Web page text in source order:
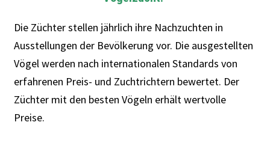
Die Züchter stellen jährlich ihre Nachzuchten in
Ausstellungen der Bevölkerung vor. Die ausgestellten
Vögel werden nach internationalen Standards von
erfahrenen Preis- und Zuchtrichtern bewertet. Der
Züchter mit den besten Vögeln erhält wertvolle
Preise.